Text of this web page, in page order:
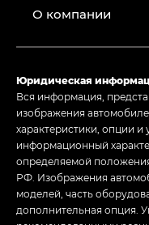
О компании
Юридическая
Вся информация,
изображения
характеристики, опции
информационный
определяемой
РФ. Изображения
моделей, часть
дополнительная опция.